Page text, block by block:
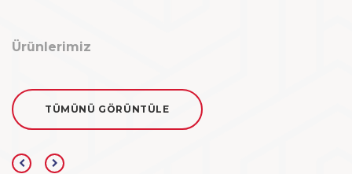
Ürünlerimiz
TÜMÜNÜ GÖRÜNTÜLE